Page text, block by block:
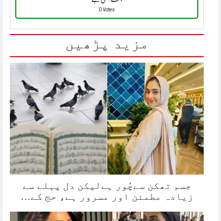
0 Votes
مزید پڑھیں
جسم تھکن سےچُور ہےلیکن دل پہلے سے
زیادہ مطمئن اور مسرور ہے، حج کے…